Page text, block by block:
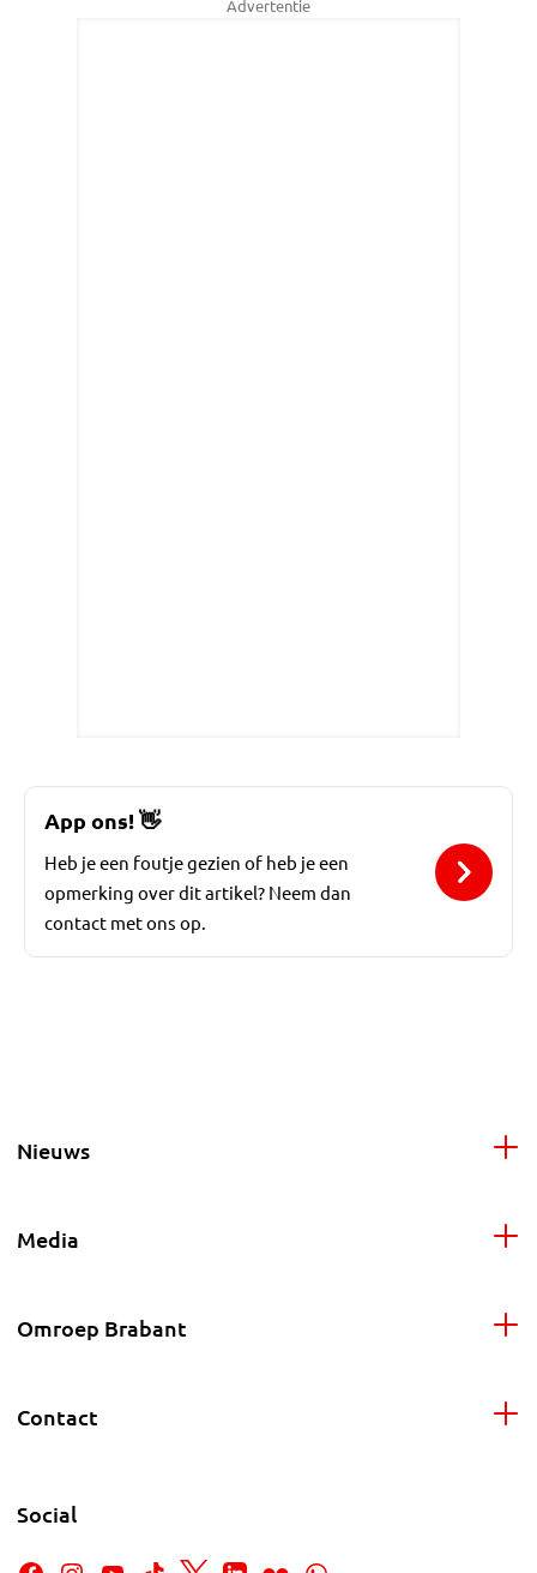
Advertentie
App ons!👋
Heb je een foutje gezien of heb je een
opmerking over dit artikel? Neem dan
contact met ons op.
Nieuws
Media
Omroep Brabant
Contact
Social